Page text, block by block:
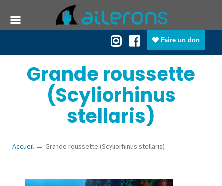
Faire un don
Grande roussette
(Scyliorhinus
stellaris)
Accueil → Grande roussette (Scyliorhinus stellaris)